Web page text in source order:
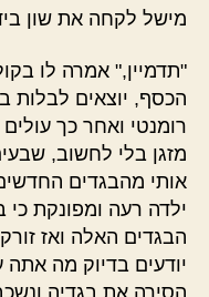
מישל לקחה את שון
"תדמיין," אמרה לו
הכסף, יוצאים לבלות
רומנטי ואחר כך
מזגן בלי לחשוב,
אותי מהבגדים
ילדה רעה ומפונקת כי
הבגדים האלה ואז
יודעים בדיוק מה
הסירה את בגדיה